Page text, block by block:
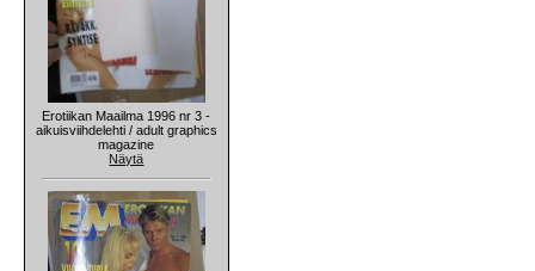
Erotiikan Maailma 1996 nr 3 -
aikuisviihdelehti / adult graphics
magazine
Näytä